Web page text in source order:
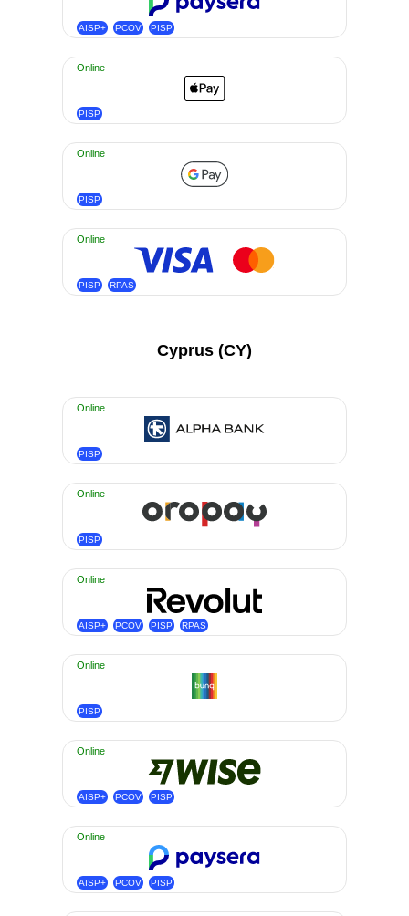
AISP+ PCOV PISP
Online
PISP
Online
PISP
Online
PISP RPAS
Cyprus (CY)
Online
PISP
Online
PISP
Online
AISP+ PCOV PISP RPAS
Online
PISP
Online
AISP+ PCOV PISP
Online
AISP+ PCOV PISP